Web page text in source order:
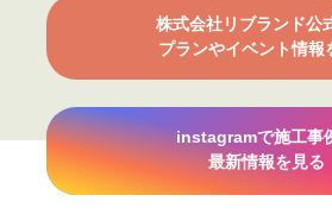
株式会社リブランド公
プランやイベント情報
instagramで施工事
最新情報を見る